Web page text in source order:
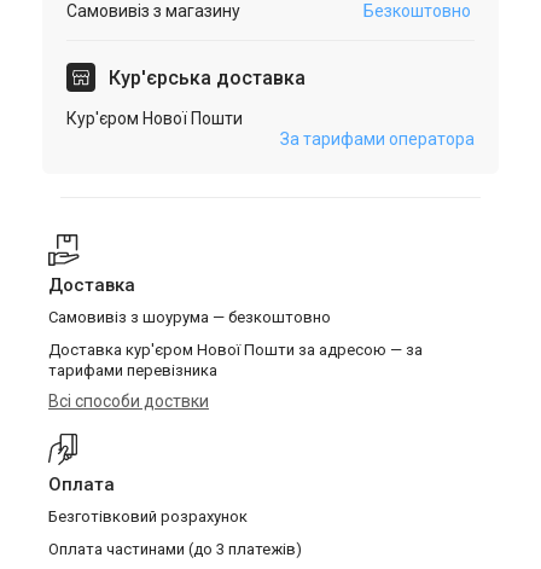
Самовивіз з магазину Безкоштовно
Кур'єрська доставка
Кур'єром Нової Пошти
За тарифами оператора
Доставка
Самовивіз з шоурума — безкоштовно
Доставка кур'єром Нової Пошти за адресою — за
тарифами перевізника
Всі способи доствки
Оплата
Безготівковий розрахунок
Оплата частинами (до 3 платежів)